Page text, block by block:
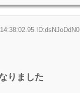
ID:dsNJoDdN0
りました